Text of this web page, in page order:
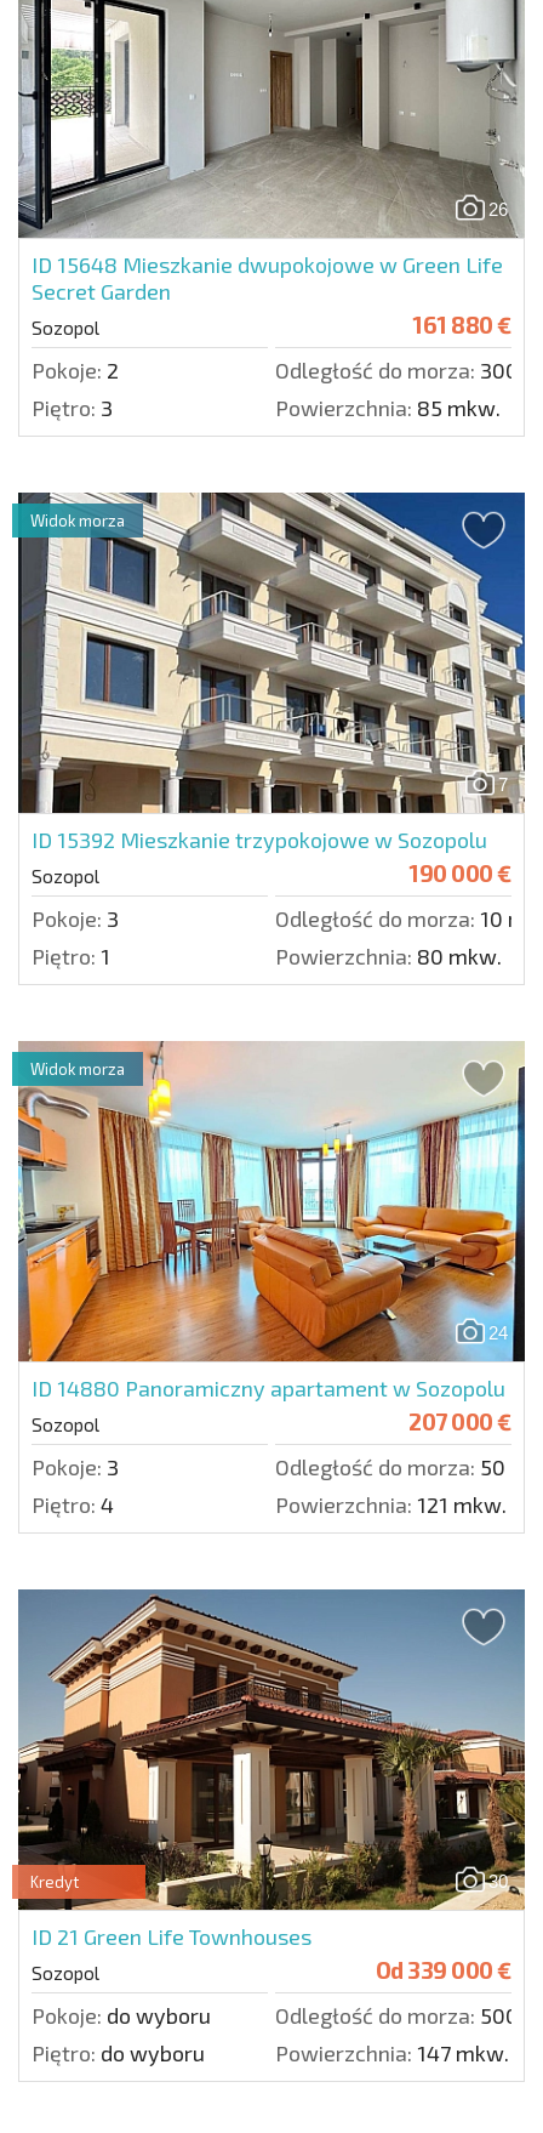
26
ID 15648 Mieszkanie dwupokojowe w Green Life
Secret Garden
Sozopol 161 880 €
Pokoje: 2 Odległość do morza: 300
Piętro: 3 Powierzchnia: 85 mkw.
7
ID 15392 Mieszkanie trzypokojowe w Sozopolu
Sozopol 190 000 €
Pokoje: 3 Odległość do morza: 10 m.
Piętro: 1 Powierzchnia: 80 mkw.
Widok morza
24
ID 14880 Panoramiczny apartament w Sozopolu
Sozopol 207 000 €
Pokoje: 3 Odległość do morza: 50 m.
Piętro: 4 Powierzchnia: 121 mkw.
Widok morza
30
Kredyt
ID 21 Green Life Townhouses
Sozopol Od 339 000 €
Pokoje: do wyboru Odległość do morza: 500
Piętro: do wyboru Powierzchnia: 147 mkw.